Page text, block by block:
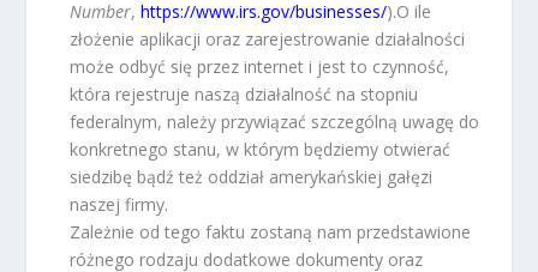
Number,https://www.irs.gov/businesses/).O ile
złożenie aplikacji oraz zarejestrowanie działalności
może odbyć się przez internet i jest to czynność,
która rejestruje naszą działalność na stopniu
federalnym, należy przywiązać szczególną uwagę do
konkretnego stanu, w którym będziemy otwierać
siedzibę bądź też oddział amerykańskiej gałęzi
naszej firmy.
Zależnie od tego faktu zostaną nam przedstawione
różnego rodzaju dodatkowe dokumenty oraz